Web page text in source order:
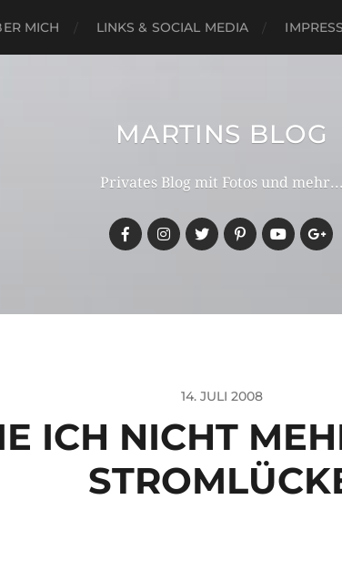
MICH LINKS & SOCIAL MEDIA
MARTINS BLOG
Privates Blog mit Fotos und mehr...
14. JULI 2008
ICH NICHT